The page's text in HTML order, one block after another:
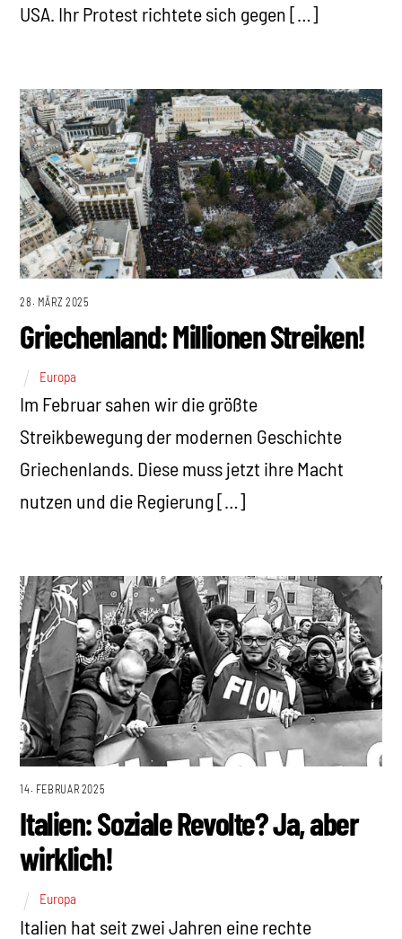
USA. Ihr Protest richtete sich gegen […]
28. MÄRZ 2025
Griechenland: Millionen Streiken!
Europa
Im Februar sahen wir die größte
Streikbewegung der modernen Geschichte
Griechenlands. Diese muss jetzt ihre Macht
nutzen und die Regierung […]
14. FEBRUAR 2025
Italien: Soziale Revolte? Ja, aber
wirklich!
Europa
Italien hat seit zwei Jahren eine rechte